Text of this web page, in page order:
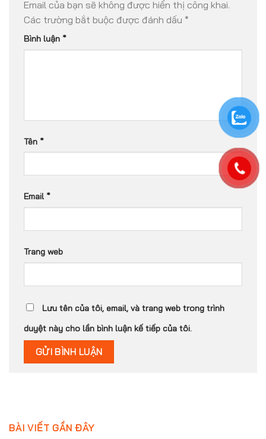
Email của bạn sẽ không được hiển thị công khai.
Các trường bắt buộc được đánh dấu *
Bình luận *
Tên *
Email *
Trang web
Lưu tên của tôi, email, và trang web trong trình
duyệt này cho lần bình luận kế tiếp của tôi.
BÀI VIẾT GẦN ĐÂY